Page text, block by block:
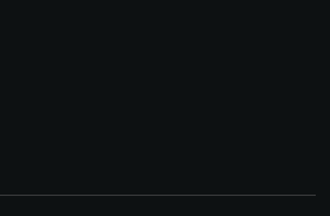
Questi cookie